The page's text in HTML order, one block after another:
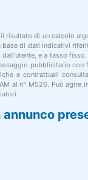
annunco
risultato di un calcolo
di dati indicativi
e a tasso
pubblicitario con
e contrattuali
al n° M526. Può